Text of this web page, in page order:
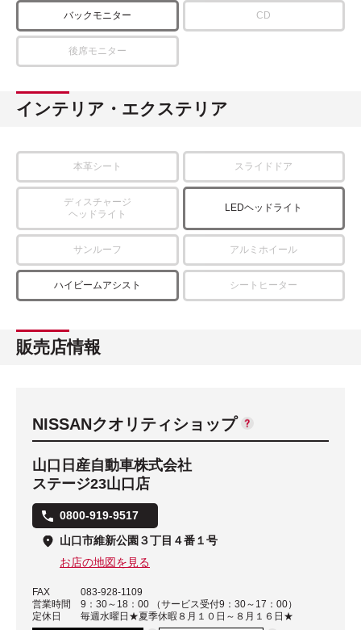
バックモニター CD
後席モニター
インテリア・エクステリア
本革シート スライドドア
ディスチャージ
ヘッドライト
LEDヘッドライト
サンルーフ アルミホイール
ハイビームアシスト シートヒーター
販売店情報
NISSANクオリティショップ
山口日産自動車株式会社
ステージ23山口店
0800-919-9517
山口市維新公園３丁目４番１号
お店の地図を見る
FAX
083-928-1109
営業時間
9：30～18：00 （サービス受付9：30～17：00）
定休日
毎週水曜日★夏季休暇８月１０日～８月１６日★